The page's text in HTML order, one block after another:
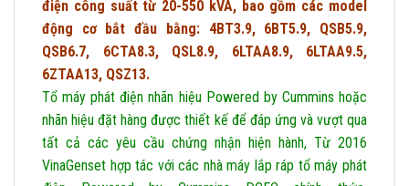
điện công suất từ 20-550 kVA, bao gồm các model
động cơ bắt đầu bằng: 4BT3.9, 6BT5.9, QSB5.9,
QSB6.7, 6CTA8.3, QSL8.9, 6LTAA8.9, 6LTAA9.5,
6ZTAA13, QSZ13.
Tổ máy phát điện nhãn hiệu Powered by Cummins hoặc
nhãn hiệu đặt hàng được thiết kế để đáp ứng và vượt qua
tất cả các yêu cầu chứng nhận hiện hành, Từ 2016
VinaGenset hợp tác với các nhà máy lắp ráp tổ máy phát